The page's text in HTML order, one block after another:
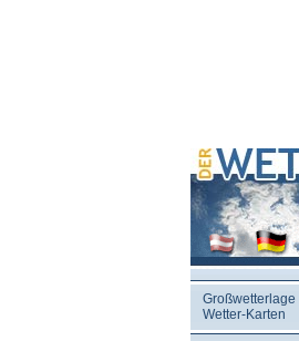
Großwetterlage
Wetter-Karten